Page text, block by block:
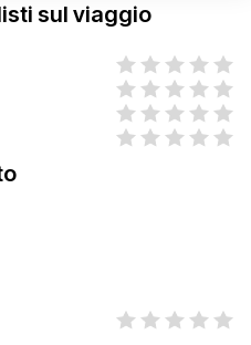
sul viaggio